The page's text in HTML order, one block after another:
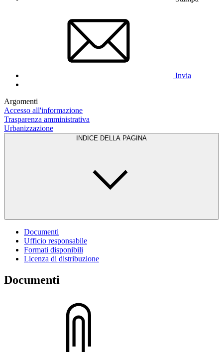
Invia
Argomenti
Accesso all'informazione
Trasparenza amministrativa
Urbanizzazione
INDICE DELLA PAGINA
Documenti
Ufficio responsabile
Formati disponibili
Licenza di distribuzione
Documenti